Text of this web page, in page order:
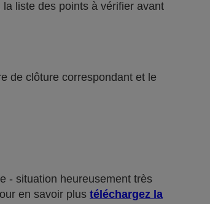
liste des points à vérifier avant
de clôture correspondant et le
- situation heureusement très
en savoir plus téléchargez la